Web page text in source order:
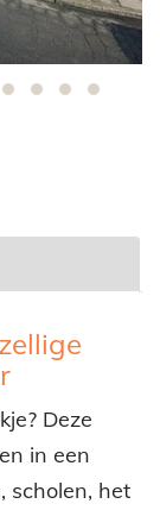
Deze
in een
scholen, het